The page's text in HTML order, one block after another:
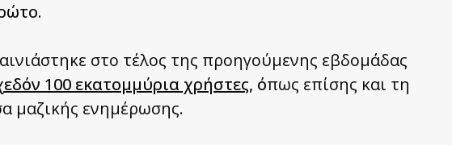
στο τέλος της προηγούμενης εβδομάδας
100 εκατομμύρια χρήστες, όπως επίσης και τη
μαζικής ενημέρωσης.